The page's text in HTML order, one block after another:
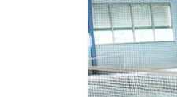
&
Werfen